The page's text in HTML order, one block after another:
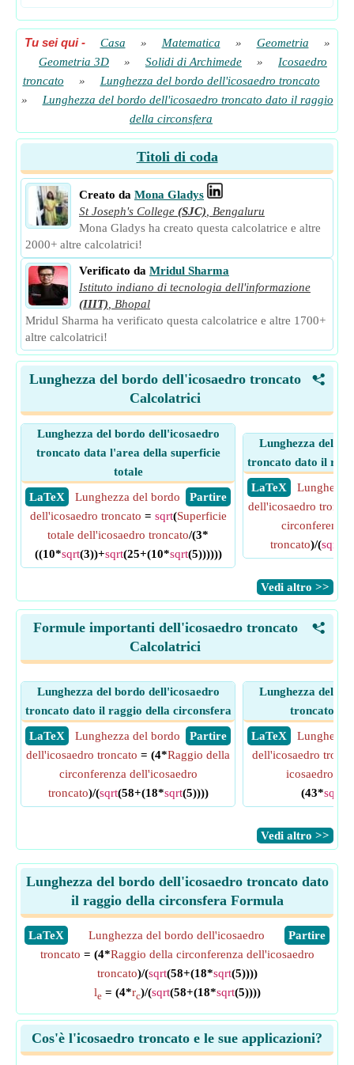
Tu sei qui- Casa » Matematica » Geometria
»
Geometria 3D
» Solidi di Archimede »
Icosaedro
troncato
»
Lunghezza del bordo dell'icosaedro troncato
»
Lunghezza del bordo dell'icosaedro troncato dato il raggio
della circonsfera
Titoli di coda
Creato da Mona Gladys
St Joseph's College (SJC)
Bengaluru
Mona Gladys ha creato questa calcolatrice e altre
2000+ altre calcolatrici!
Verificato da Mridul Sharma
Istituto indiano di tecnologia dell'informazione
(IIIT)
Bhopal
Mridul Sharma ha verificato questa calcolatrice e altre 1700+
altre calcolatrici!
<
Lunghezza del bordo dell'icosaedro troncato
Calcolatrici
Lunghezza del bordo dell'icosaedro
troncato data l'area della superficie
totale
​ LaTeX
​ Partire
Lunghezza del bordo
dell'icosaedro troncato = sqrt(Superficie
totale dell'icosaedro troncato/(3*
((10*sqrt(3))+sqrt(25+(10*sqrt(5))))))
Lunghezza del
troncato dato il
​ LaTeX
dell'icosaedro
circonferenza
troncato)/(sqrt
​Vedi altro >>
<
Formule importanti dell'icosaedro troncato
Calcolatrici
Lunghezza del bordo dell'icosaedro
troncato dato il raggio della circonsfera
​ LaTeX
​ Partire
Lunghezza del bordo
dell'icosaedro troncato = (4*Raggio della
circonferenza dell'icosaedro
troncato)/(sqrt(58+(18*sqrt(5))))
Lunghezza del
troncato
​ LaTeX
dell'icosaedro
icosaedro
(43*sqrt
​Vedi altro >>
Lunghezza del bordo dell'icosaedro troncato dato
il raggio della circonsfera Formula
​LaTeX ​Partire
Lunghezza del bordo dell'icosaedro
troncato = (4*Raggio della circonferenza dell'icosaedro
troncato)/(sqrt(58+(18*sqrt(5))))
le = (4*rc)/(sqrt(58+(18*sqrt(5))))
Cos'è l'icosaedro troncato e le sue applicazioni?